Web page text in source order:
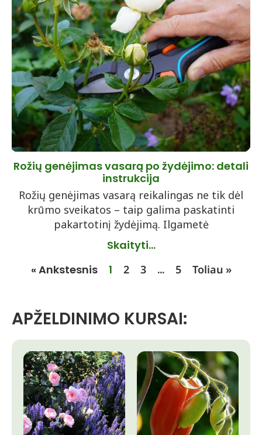
Rožių genėjimas vasarą po žydėjimo: detali
instrukcija
Rožių genėjimas vasarą reikalingas ne tik dėl
krūmo sveikatos – taip galima paskatinti
pakartotinį žydėjimą. Ilgametė
Skaityti...
« Ankstesnis
1 2 3 … 5 Toliau »
APŽELDINIMO KURSAI: